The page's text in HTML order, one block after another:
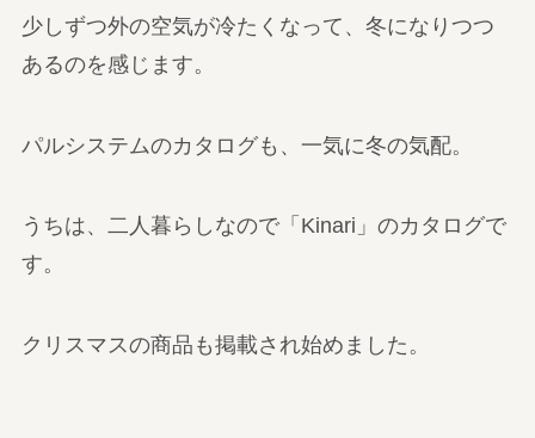
少しずつ外の空気が冷たくなって、冬になりつつ
あるのを感じます。
パルシステムのカタログも、一気に冬の気配。
うちは、二人暮らしなので「Kinari」のカタログで
す。
クリスマスの商品も掲載され始めました。